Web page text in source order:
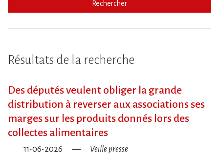
Rechercher
Résultats de la recherche
Des députés veulent obliger la grande
distribution à reverser aux associations ses
marges sur les produits donnés lors des
collectes alimentaires
11-06-2026 Veille presse